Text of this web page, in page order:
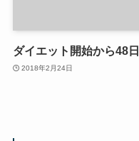
ダイエット開始から48日
2018年2月24日